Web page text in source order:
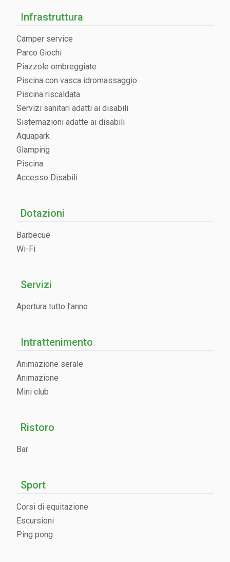
Infrastruttura
Camper service
Parco Giochi
Piazzole ombreggiate
Piscina con vasca idromassaggio
Piscina riscaldata
Servizi sanitari adatti ai disabili
Sistemazioni adatte ai disabili
Aquapark
Glamping
Piscina
Accesso Disabili
Dotazioni
Barbecue
Wi-Fi
Servizi
Apertura tutto l'anno
Intrattenimento
Animazione serale
Animazione
Mini club
Ristoro
Bar
Sport
Corsi di equitazione
Escursioni
Ping pong